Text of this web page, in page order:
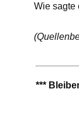
Wie sagte
***